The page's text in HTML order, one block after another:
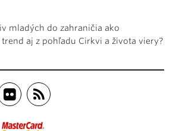
mladých do zahraničia ako
aj z pohľadu Cirkvi a života viery?